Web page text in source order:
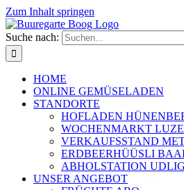
Zum Inhalt springen
Suche nach:
HOME
ONLINE GEMÜSELADEN
STANDORTE
HOFLADEN
WOCHENMARKT
VERKAUFSSTAND
ERDBEERHÜÜSLI
ABHOLSTATION
UNSER ANGEBOT